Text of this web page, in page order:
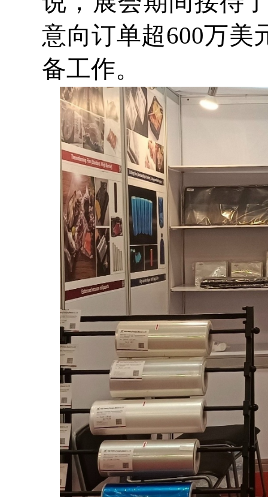
意向订单超600万美
备工作。